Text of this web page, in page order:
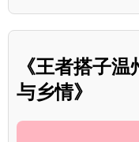
《王者搭子
与乡情》